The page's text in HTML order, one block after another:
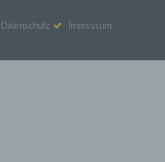
Datenschutz Impressum